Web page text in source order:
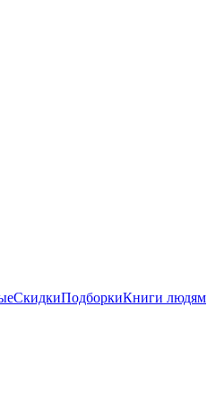
СкидкиПодборкиКниги людям